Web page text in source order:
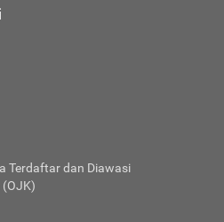
Terdaftar dan Diawasi